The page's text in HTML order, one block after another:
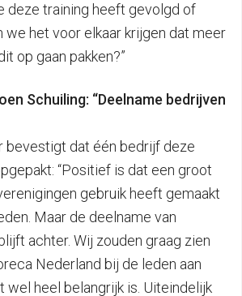
deze training heeft gevolgd of
we het voor elkaar krijgen dat meer
op gaan pakken?”
Schuiling: “Deelname bedrijven
bevestigt dat één bedrijf deze
“Positief is dat een groot
gebruik heeft gemaakt
Maar de deelname van
achter. Wij zouden graag zien
Nederland bij de leden aan
wel heel belangrijk is. Uiteindelijk